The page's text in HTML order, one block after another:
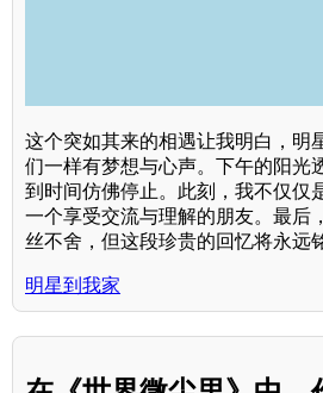
这个突如其来的相遇让我明白，明
们一样有梦想与心声。下午的阳光
到时间仿佛停止。此刻，我不仅仅
一个享受交流与理解的朋友。最后
丝不舍，但这段珍贵的回忆将永远
明星到我家